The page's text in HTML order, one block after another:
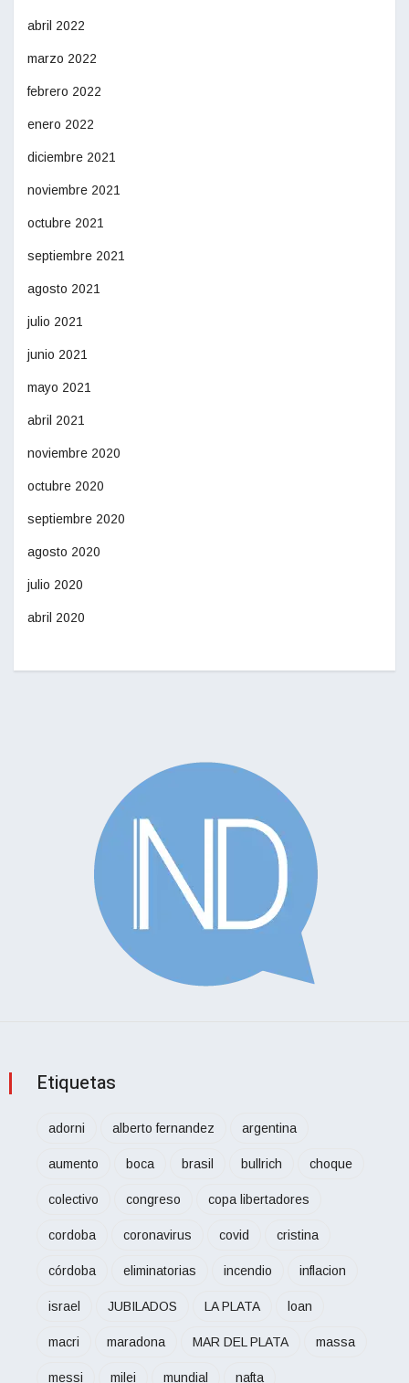
abril 2022
marzo 2022
febrero 2022
enero 2022
diciembre 2021
noviembre 2021
octubre 2021
septiembre 2021
agosto 2021
julio 2021
junio 2021
mayo 2021
abril 2021
noviembre 2020
octubre 2020
septiembre 2020
agosto 2020
julio 2020
abril 2020
Etiquetas
adorni alberto fernandez argentina
aumento boca brasil bullrich choque
colectivo congreso copa libertadores
cordoba coronavirus covid cristina
córdoba eliminatorias incendio inflacion
israel JUBILADOS LA PLATA loan
macri maradona MAR DEL PLATA massa
messi milei mundial nafta